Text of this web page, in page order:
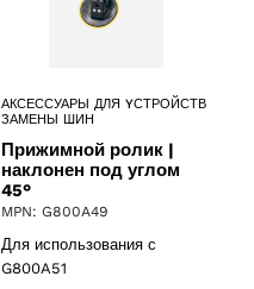
АКСЕССУАРЫ ДЛЯ YСТРОЙСТВ
ЗАМЕНЫ ШИН
Прижимной ролик |
наклонен под углом
45°
MPN: G800A49
Для использования с
G800A51